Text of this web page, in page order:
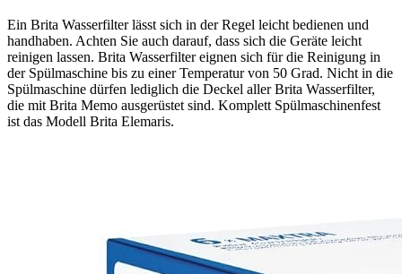
Ein Brita Wasserfilter lässt sich in der Regel leicht bedienen und
handhaben. Achten Sie auch darauf, dass sich die Geräte leicht
reinigen lassen. Brita Wasserfilter eignen sich für die Reinigung in
der Spülmaschine bis zu einer Temperatur von 50 Grad. Nicht in die
Spülmaschine dürfen lediglich die Deckel aller Brita Wasserfilter,
die mit Brita Memo ausgerüstet sind. Komplett Spülmaschinenfest
ist das Modell Brita Elemaris.